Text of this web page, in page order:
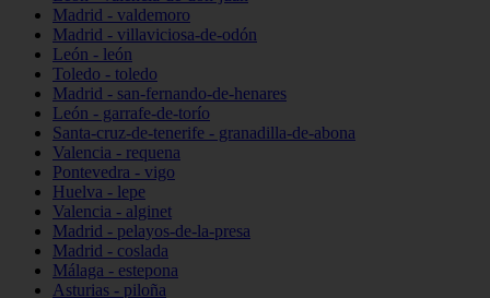
Madrid - valdemoro
Madrid - villaviciosa-de-odón
León - león
Toledo - toledo
Madrid - san-fernando-de-henares
León - garrafe-de-torío
Santa-cruz-de-tenerife - granadilla-de-abona
Valencia - requena
Pontevedra - vigo
Huelva - lepe
Valencia - alginet
Madrid - pelayos-de-la-presa
Madrid - coslada
Málaga - estepona
Asturias - piloña